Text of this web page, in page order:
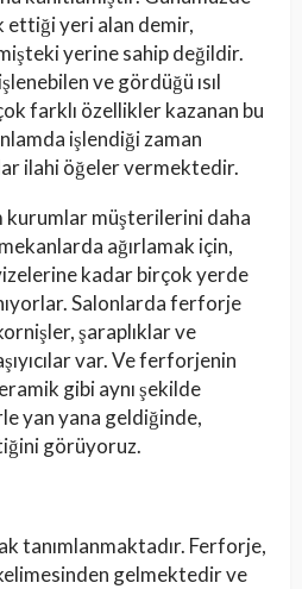
ettiği yeri alan demir,
yerine sahip değildir.
ve gördüğü ısıl
farklı özellikler kazanan bu
işlendiği zaman
ilahi öğeler vermektedir.
kurumlar müşterilerini daha
ağırlamak için,
kadar birçok yerde
Salonlarda ferforje
şaraplıklar ve
var. Ve ferforjenin
gibi aynı şekilde
yan yana geldiğinde,
görüyoruz.
tanımlanmaktadır. Ferforje,
gelmektedir ve